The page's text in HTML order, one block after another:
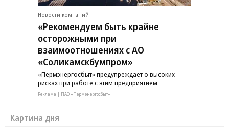
Новости компаний
«Рекомендуем быть крайне
осторожными при
взаимоотношениях с АО
«Соликамскбумпром»
«Пермэнергосбыт» предупреждает о высоких
рисках при работе с этим предприятием
Реклама | ПАО «Пермэнергосбыт»
Картина дня